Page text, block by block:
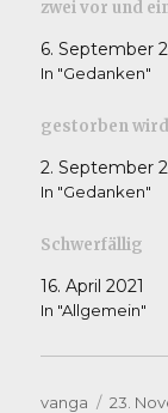
zwei vor und
6. September
In "Gedanken"
gestorben
2. September
In "Gedanken"
Schwerfällig
16. April 2021
In "Allgemein"
Autor
vanga 23.